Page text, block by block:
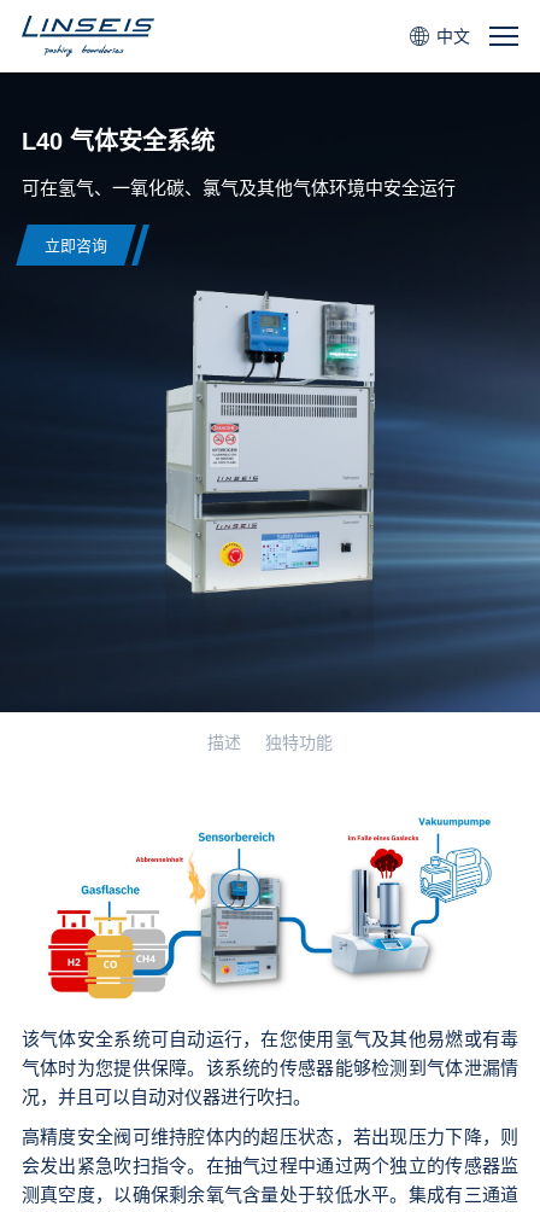
中文
L40 气体安全系统
可在氢气、一氧化碳、氯气及其他气体环境中安全运行
立即咨询
描述 独特功能
该气体安全系统可自动运行，在您使用氢气及其他易燃或有毒
气体时为您提供保障。该系统的传感器能够检测到气体泄漏情
况，并且可以自动对仪器进行吹扫。
高精度安全阀可维持腔体内的超压状态，若出现压力下降，则
会发出紧急吹扫指令。在抽气过程中通过两个独立的传感器监
测真空度，以确保剩余氧气含量处于较低水平。集成有三通道